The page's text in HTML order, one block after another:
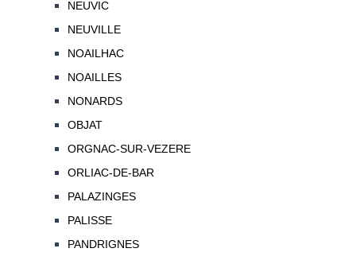
NEUVIC
NEUVILLE
NOAILHAC
NOAILLES
NONARDS
OBJAT
ORGNAC-SUR-VEZERE
ORLIAC-DE-BAR
PALAZINGES
PALISSE
PANDRIGNES